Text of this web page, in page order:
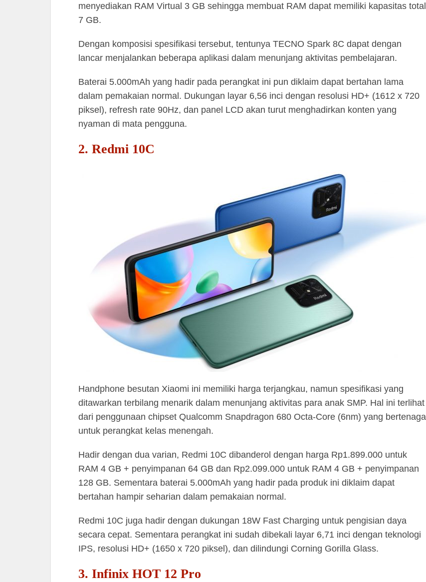
menyediakan RAM Virtual 3 GB sehingga membuat RAM dapat memiliki kapasitas total
7 GB.
Dengan komposisi spesifikasi tersebut, tentunya TECNO Spark 8C dapat dengan
lancar menjalankan beberapa aplikasi dalam menunjang aktivitas pembelajaran.
Baterai 5.000mAh yang hadir pada perangkat ini pun diklaim dapat bertahan lama
dalam pemakaian normal. Dukungan layar 6,56 inci dengan resolusi HD+ (1612 x 720
piksel), refresh rate 90Hz, dan panel LCD akan turut menghadirkan konten yang
nyaman di mata pengguna.
2. Redmi 10C
Handphone besutan Xiaomi ini memiliki harga terjangkau, namun spesifikasi yang
ditawarkan terbilang menarik dalam menunjang aktivitas para anak SMP. Hal ini terlihat
dari penggunaan chipset Qualcomm Snapdragon 680 Octa-Core (6nm) yang bertenaga
untuk perangkat kelas menengah.
Hadir dengan dua varian, Redmi 10C dibanderol dengan harga Rp1.899.000 untuk
RAM 4 GB + penyimpanan 64 GB dan Rp2.099.000 untuk RAM 4 GB + penyimpanan
128 GB. Sementara baterai 5.000mAh yang hadir pada produk ini diklaim dapat
bertahan hampir seharian dalam pemakaian normal.
Redmi 10C juga hadir dengan dukungan 18W Fast Charging untuk pengisian daya
secara cepat. Sementara perangkat ini sudah dibekali layar 6,71 inci dengan teknologi
IPS, resolusi HD+ (1650 x 720 piksel), dan dilindungi Corning Gorilla Glass.
3. Infinix HOT 12 Pro